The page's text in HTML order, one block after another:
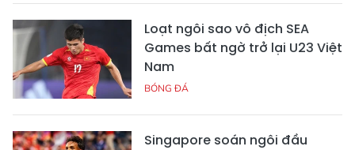
Loạt ngôi sao vô địch SEA
Games bất ngờ trở lại U23 Việt
Nam
BÓNG ĐÁ
Singapore soán ngôi đầu